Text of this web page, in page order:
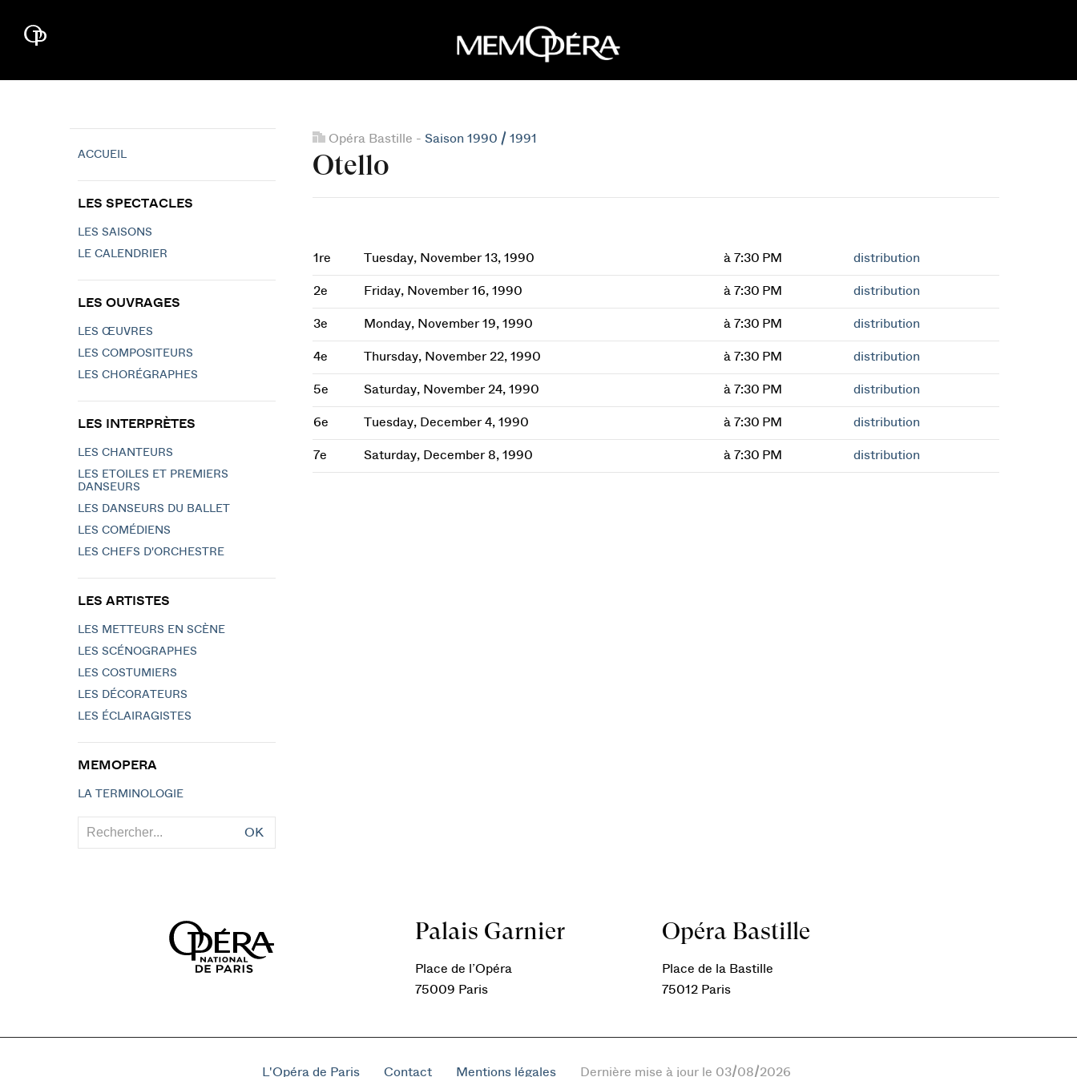
Opéra Bastille - Saison 1990 / 1991
Otello
1re Tuesday, November 13, 1990 à 7:30 PM distribution
2e Friday, November 16, 1990 à 7:30 PM distribution
3e Monday, November 19, 1990 à 7:30 PM distribution
4e Thursday, November 22, 1990 à 7:30 PM distribution
5e Saturday, November 24, 1990 à 7:30 PM distribution
6e Tuesday, December 4, 1990 à 7:30 PM distribution
7e Saturday, December 8, 1990 à 7:30 PM distribution
ACCUEIL
LES SPECTACLES
LES SAISONS
LE CALENDRIER
LES OUVRAGES
LES ŒUVRES
LES COMPOSITEURS
LES CHORÉGRAPHES
LES INTERPRÈTES
LES CHANTEURS
LES ETOILES ET PREMIERS
DANSEURS
LES DANSEURS DU BALLET
LES COMÉDIENS
LES CHEFS D'ORCHESTRE
LES ARTISTES
LES METTEURS EN SCÈNE
LES SCÉNOGRAPHES
LES COSTUMIERS
LES DÉCORATEURS
LES ÉCLAIRAGISTES
MEMOPERA
LA TERMINOLOGIE
OK
Palais Garnier
Place de l’Opéra
75009 Paris
Opéra Bastille
Place de la Bastille
75012 Paris
L'Opéra de Paris Contact Mentions légales Dernière mise à jour le 03/08/2026